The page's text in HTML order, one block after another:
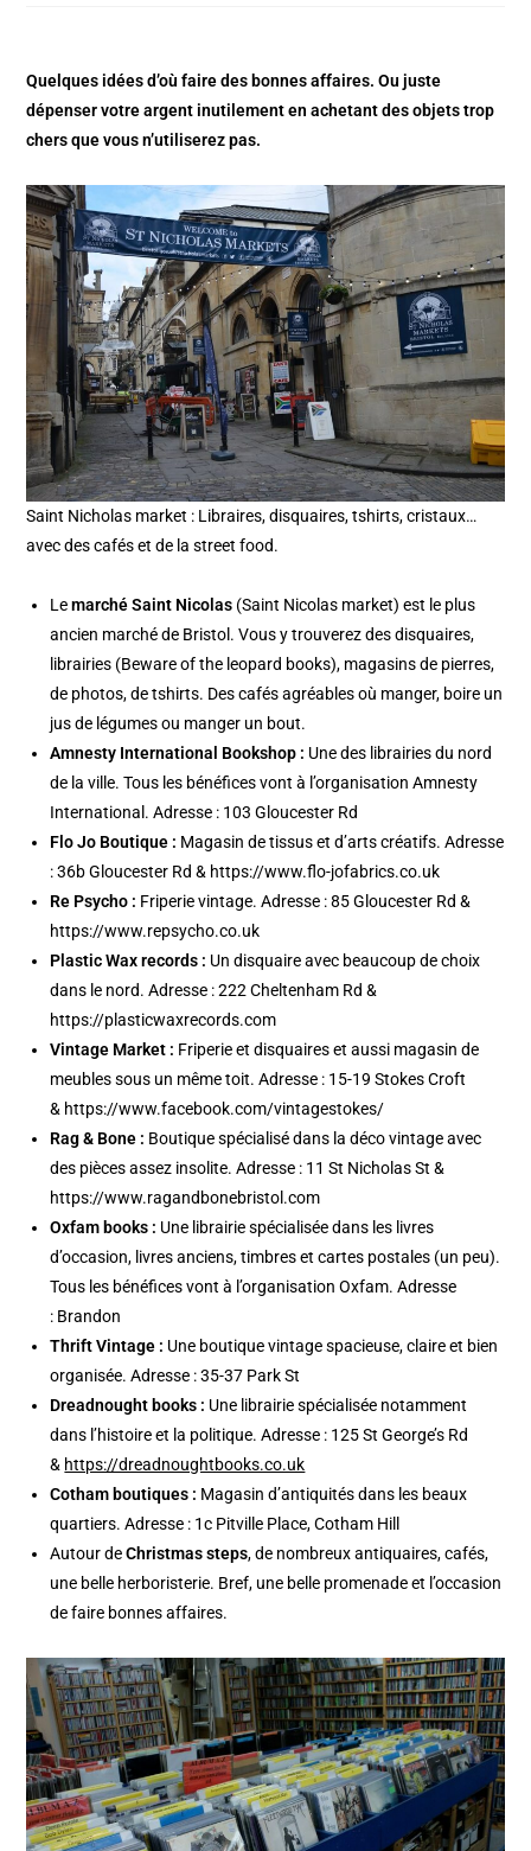
Quelques idées d’où faire des bonnes affaires. Ou juste
dépenser votre argent inutilement en achetant des objets trop
chers que vous n’utiliserez pas.
Saint Nicholas market : Libraires, disquaires, tshirts, cristaux…
avec des cafés et de la street food.
Lemarché Saint Nicolas (Saint Nicolas market) est le plus
ancien marché de Bristol. Vous y trouverez des disquaires,
librairies (Beware of the leopard books), magasins de pierres,
de photos, de tshirts. Des cafés agréables où manger, boire un
jus de légumes ou manger un bout.
Amnesty International Bookshop : Une des librairies du nord
de la ville. Tous les bénéfices vont à l’organisation Amnesty
International. Adresse : 103 Gloucester Rd
Flo Jo Boutique : Magasin de tissus et d’arts créatifs. Adresse
: 36b Gloucester Rd & https://www.flo-jofabrics.co.uk
Re Psycho : Friperie vintage. Adresse : 85 Gloucester Rd &
https://www.repsycho.co.uk
Plastic Wax records : Un disquaire avec beaucoup de choix
dans le nord. Adresse : 222 Cheltenham Rd &
https://plasticwaxrecords.com
Vintage Market : Friperie et disquaires et aussi magasin de
meubles sous un même toit. Adresse : 15-19 Stokes Croft
& https://www.facebook.com/vintagestokes/
Rag & Bone : Boutique spécialisé dans la déco vintage avec
des pièces assez insolite. Adresse : 11 St Nicholas St &
https://www.ragandbonebristol.com
Oxfam books : Une librairie spécialisée dans les livres
d’occasion, livres anciens, timbres et cartes postales (un peu).
Tous les bénéfices vont à l’organisation Oxfam. Adresse
: Brandon
Thrift Vintage : Une boutique vintage spacieuse, claire et bien
organisée. Adresse : 35-37 Park St
Dreadnought books : Une librairie spécialisée notamment
dans l’histoire et la politique. Adresse : 125 St George’s Rd
& https://dreadnoughtbooks.co.uk
Cotham boutiques : Magasin d’antiquités dans les beaux
quartiers. Adresse : 1c Pitville Place, Cotham Hill
Autour deChristmas steps, de nombreux antiquaires, cafés,
une belle herboristerie. Bref, une belle promenade et l’occasion
de faire bonnes affaires.